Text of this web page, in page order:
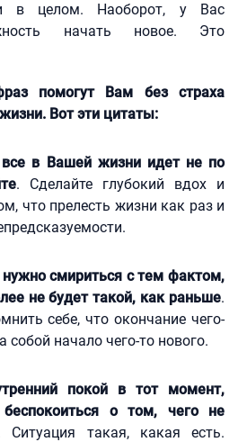
в целом. Наоборот, у Вас
начать новое. Это
помогут Вам без страха
Вот эти цитаты:
в Вашей жизни идет не по
. Сделайте глубокий вдох и
что прелесть жизни как раз и
смириться с тем фактом,
не будет такой, как раньше.
себе, что окончание чего-
собой начало чего-то нового.
покой в тот момент,
беспокоиться о том, чего не
Ситуация такая, какая есть.